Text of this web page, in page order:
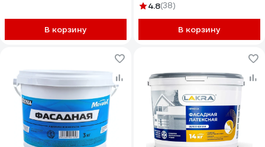
В корзину
4.8(38)
В корзину